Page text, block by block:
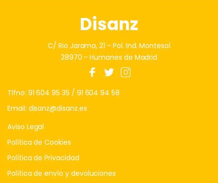
Disanz
C/ Rio Jarama, 21 - Pol. Ind. Montesol
28970 - Humanes de Madrid
Tlfno: 91 604 95 35 / 91 604 94 58
Email: disanz@disanz.es
Aviso Legal
Política de Cookies
Política de Privacidad
Política de envío y devoluciones